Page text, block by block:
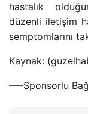
hastalık
düzenli iletişim
semptomlarını
Kaynak:
—–Sponsorlu